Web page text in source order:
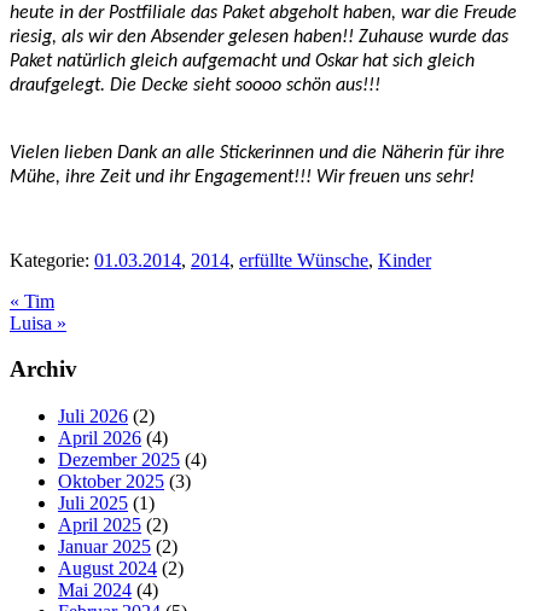
heute in der Postfiliale das Paket abgeholt haben, war die Freude
riesig, als wir den Absender gelesen haben!! Zuhause wurde das
Paket natürlich gleich aufgemacht und Oskar hat sich gleich
draufgelegt. Die Decke sieht soooo schön aus!!!
Vielen lieben Dank an alle Stickerinnen und die Näherin für ihre
Mühe, ihre Zeit und ihr Engagement!!! Wir freuen uns sehr!
Kategorie: 01.03.2014, 2014, erfüllte Wünsche, Kinder
Vorheriger
Beitrag:
« Tim
Nächster
Luisa »
Seitenspalte
Archiv
Juli 2026 (2)
April 2026 (4)
Dezember 2025 (4)
Oktober 2025 (3)
Juli 2025 (1)
April 2025 (2)
Januar 2025 (2)
August 2024 (2)
Mai 2024 (4)